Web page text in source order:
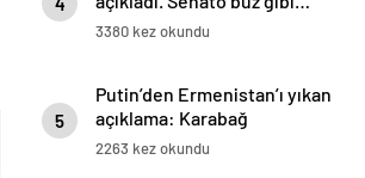
3380 kez okundu
5
Putin’den Ermenistan’ı yıkan
açıklama: Karabağ
Azerbaycan’ın ayrılmaz bir
2263 kez okundu